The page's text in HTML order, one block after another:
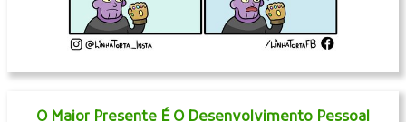
O Maior Presente É O Desenvolvimento Pessoal